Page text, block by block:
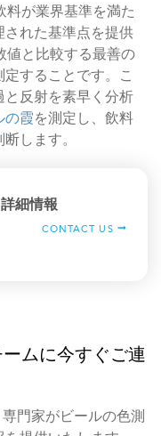
料が業界基準を満た
された基準点を提供
値と比較する最善の
することです。こ
反射を素早く分析
の霞を測定し、飲料
します。
詳細情報
CONTACT US
ムに今すぐご連
門家がビールの色測